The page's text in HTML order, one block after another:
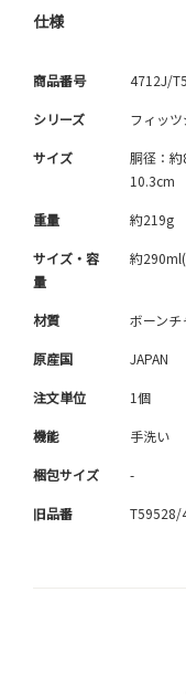
仕様
商品番号 4712J/
シリーズ フィッ
サイズ
胴径：
10.3cm
重量 約219g
サイズ・容
量
約
材質 ボーンチ
原産国 JAPAN
注文単位 1個
機能 手洗い
梱包サイズ -
旧品番 T59528/